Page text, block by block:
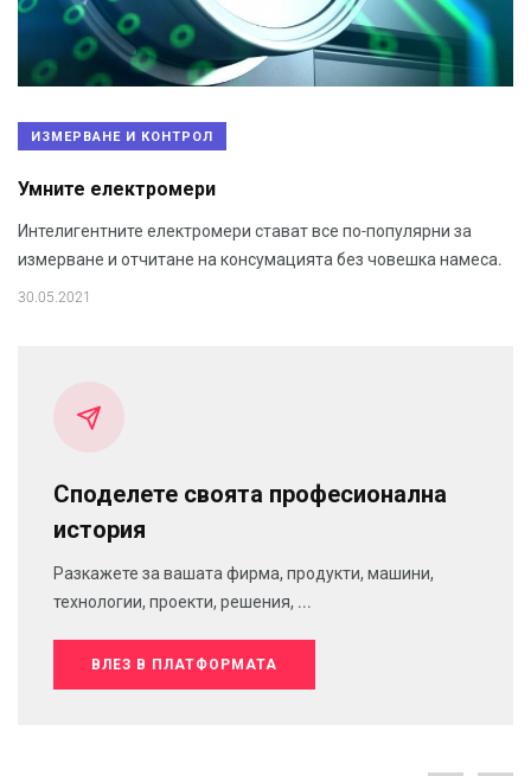
ИЗМЕРВАНЕ И КОНТРОЛ
Умните електромери
Интелигентните електромери стават все по-популярни за
измерване и отчитане на консумацията без човешка намеса.
30.05.2021
Споделете своята професионална
история
Разкажете за вашата фирма, продукти, машини,
технологии, проекти, решения, ...
ВЛЕЗ В ПЛАТФОРМАТА